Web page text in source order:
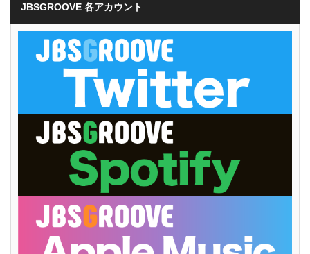
JBSGROOVE 各アカウント